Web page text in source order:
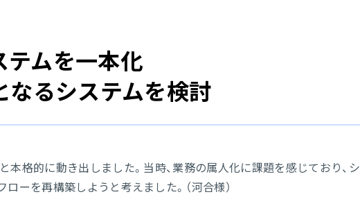
テムを一本化
なるシステムを検討
格的に動き出しました。当時、業務の属人化に課題を感じており、シ
ーを再構築しようと考えました。（河合様）